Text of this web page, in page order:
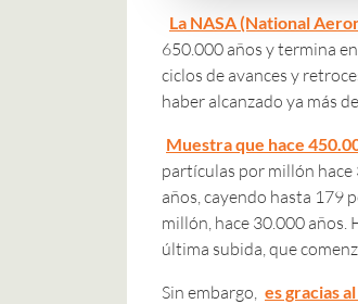
La NASA (National
650.000 años y termina
ciclos de avances y
haber alcanzado ya más
Muestra que hace
partículas por millón hace
años, cayendo hasta 179
millón, hace 30.000 años.
última subida, que
Sin embargo, es gracias